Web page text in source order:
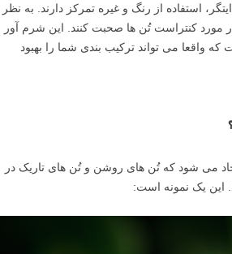
استفاده از رنگ و غیره تمرکز دارند. به نظر
مورد کنتراست تُن ها صحبت کنند. این شرم آور
واقعا می تواند ترکیب بندی شما را بهبود
می شود که تُن های روشن و تُن های تاریک در
این یک نمونه است: